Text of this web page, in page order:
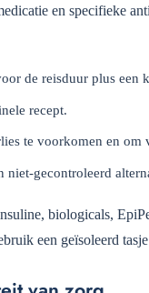
en specifieke
de reisduur plus een
recept.
te voorkomen en om
niet-gecontroleerd
biologicals,
een geïsoleerd